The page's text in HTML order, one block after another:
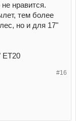
нравится.
тем более
но и для 17"
ЕТ20
#16